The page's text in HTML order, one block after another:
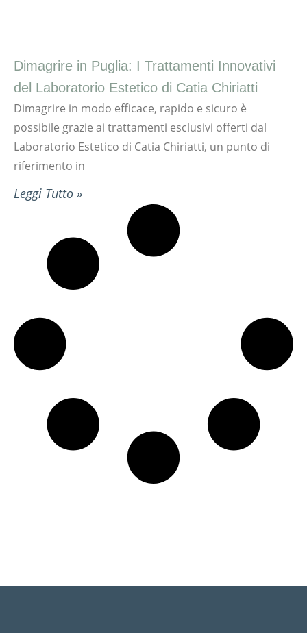
Dimagrire in Puglia: I Trattamenti Innovativi
del Laboratorio Estetico di Catia Chiriatti
Dimagrire in modo efficace, rapido e sicuro è
possibile grazie ai trattamenti esclusivi offerti dal
Laboratorio Estetico di Catia Chiriatti, un punto di
riferimento in
Leggi Tutto »